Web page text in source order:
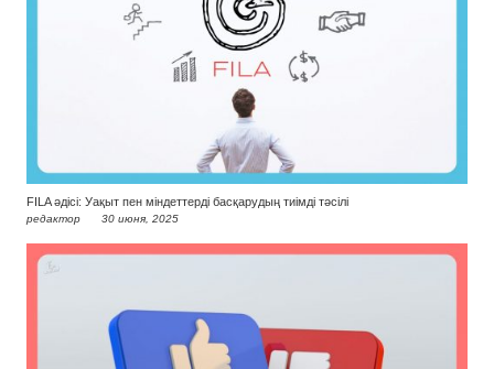
FILA әдісі: Уақыт пен міндеттерді басқарудың тиімді тәсілі
редактор 30 июня, 2025